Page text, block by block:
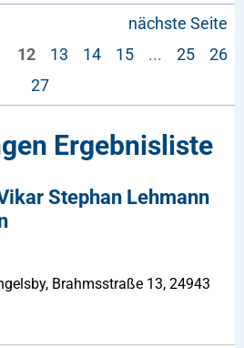
12 13 14 15 ... 25
26
27
nächste Seite
Ergebnisliste
Stephan Lehmann
Brahmsstraße 13, 24943